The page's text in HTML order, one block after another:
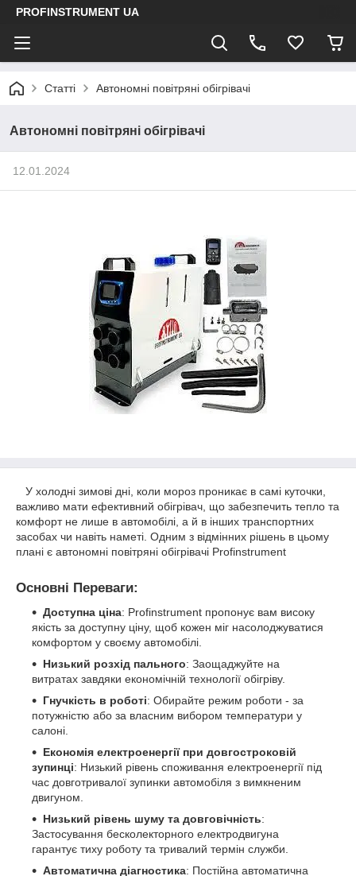
PROFINSTRUMENT UA
Статті Автономні повітряні обігрівачі
Автономні повітряні обігрівачі
12.01.2024
У холодні зимові дні, коли мороз проникає в самі куточки,
важливо мати ефективний обігрівач, що забезпечить тепло та
комфорт не лише в автомобілі, а й в інших транспортних
засобах чи навіть наметі. Одним з відмінних рішень в цьому
плані є автономні повітряні обігрівачі Profinstrument
Основні Переваги:
Доступна ціна: Profinstrument пропонує вам високу
якість за доступну ціну, щоб кожен міг насолоджуватися
комфортом у своєму автомобілі.
Низький розхід пального: Заощаджуйте на
витратах завдяки економічній технології обігріву.
Гнучкість в роботі: Обирайте режим роботи - за
потужністю або за власним вибором температури у
салоні.
Економія електроенергії при довгостроковій
зупинці: Низький рівень споживання електроенергії під
час довготривалої зупинки автомобіля з вимкненим
двигуном.
Низький рівень шуму та довговічність:
Застосування бесколекторного електродвигуна
гарантує тиху роботу та тривалий термін служби.
Автоматична діагностика: Постійна автоматична